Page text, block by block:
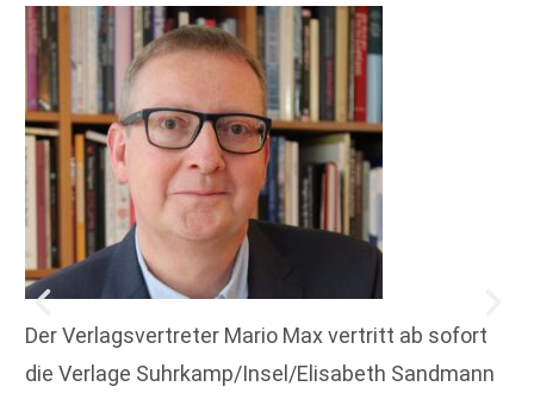
Der Verlagsvertreter Mario Max vertritt ab sofort
die Verlage Suhrkamp/Insel/Elisabeth Sandmann